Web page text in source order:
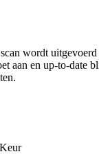
wordt
aan en up-to-date